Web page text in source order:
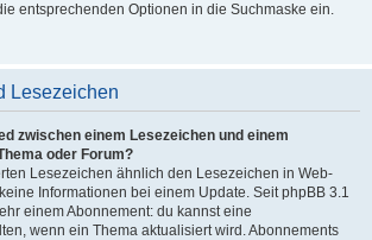
entsprechenden Optionen in die Suchmaske ein.
Lesezeichen
zwischen einem Lesezeichen und einem
oder Forum?
Lesezeichen ähnlich den Lesezeichen in Web-
Informationen bei einem Update. Seit phpBB 3.1
einem Abonnement: du kannst eine
wenn ein Thema aktualisiert wird. Abonnements